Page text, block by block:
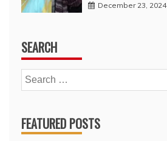
December 23, 2024
SEARCH
Search
for:
FEATURED POSTS